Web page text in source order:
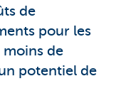
de
pour les
de
potentiel de